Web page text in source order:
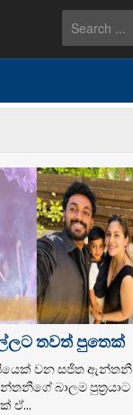
තවත් පුතෙක්
වන සජිත ඇන්තනී
බාලම පුත්‍රයාට
ඒ...